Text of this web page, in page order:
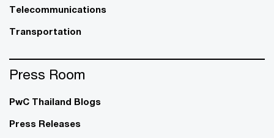
Telecommunications
Transportation
Press Room
PwC Thailand Blogs
Press Releases